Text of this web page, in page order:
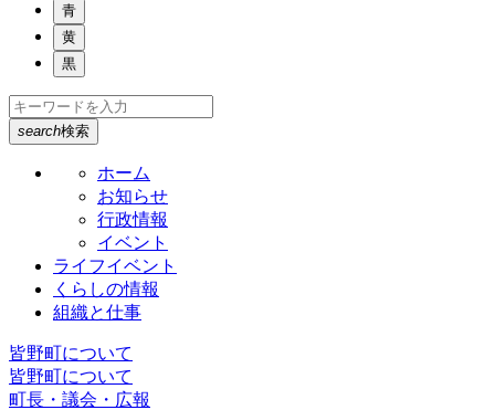
青
黄
黒
search検索
ホーム
お知らせ
行政情報
イベント
ライフイベント
くらしの情報
組織と仕事
皆野町について
皆野町について
町長・議会・広報